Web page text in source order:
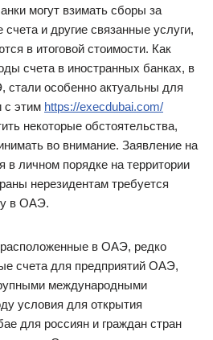
могут взимать сборы за
и другие связанные услуги,
в итоговой стоимости. Как
счета в иностранных банках, в
особенно актуальны для
с этим https://execdubai.com/
некоторые обстоятельства,
во внимание. Заявление на
в личном порядке на территории
нерезидентам требуется
в ОАЭ.
в ОАЭ, редко
счета для предприятий ОАЭ,
международными
условия для открытия
для россиян и граждан стран